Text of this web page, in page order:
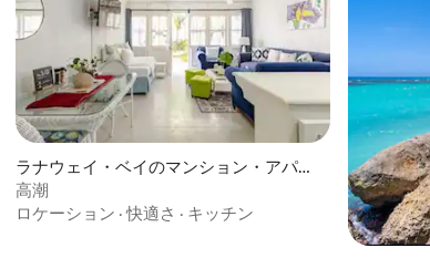
ラナウェイ・ベイのマンション・アパー
ト
高潮
ロケーション ·快適さ · キッチン